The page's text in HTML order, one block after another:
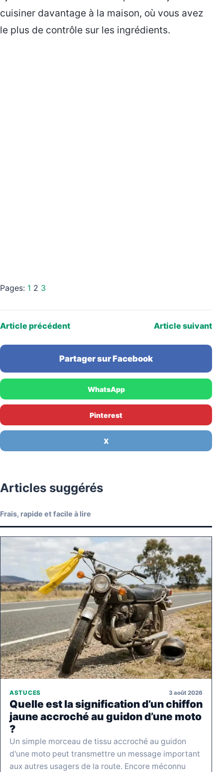
cuisiner davantage à la maison, où vous avez
le plus de contrôle sur les ingrédients.
Pages: 1 2 3
Article précédent Article suivant
Partager sur Facebook
WhatsApp
Pinterest
X
Articles suggérés
Frais, rapide et facile à lire
ASTUCES 3 août 2026
Quelle est la signification d’un chiffon
jaune accroché au guidon d’une moto
?
Un simple morceau de tissu accroché au guidon
d'une moto peut transmettre un message important
aux autres usagers de la route. Encore méconnu